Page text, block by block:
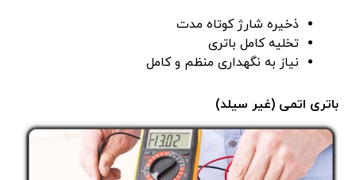
ذخیره شارژ کوتاه مدت
تخلیه کامل باتری
نیاز به نگهداری منظم و کامل
باتری اتمی (غیر سیلد)